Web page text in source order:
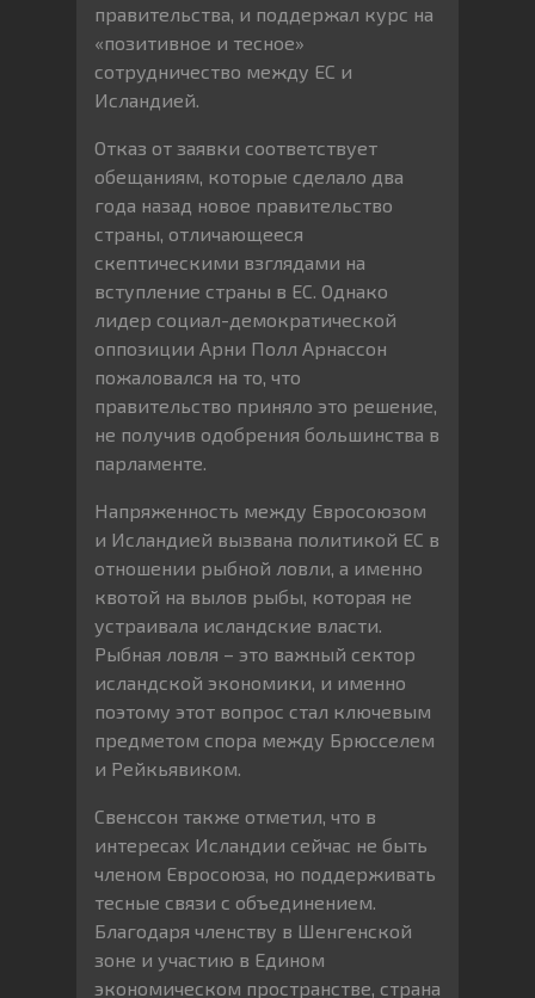
правительства, и поддержал курс на
«позитивное и тесное»
сотрудничество между ЕС и
Исландией.
Отказ от заявки соответствует
обещаниям, которые сделало два
года назад новое правительство
страны, отличающееся
скептическими взглядами на
вступление страны в ЕС. Однако
лидер социал-демократической
оппозиции Арни Полл Арнассон
пожаловался на то, что
правительство приняло это решение,
не получив одобрения большинства в
парламенте.
Напряженность между Евросоюзом
и Исландией вызвана политикой ЕС в
отношении рыбной ловли, а именно
квотой на вылов рыбы, которая не
устраивала исландские власти.
Рыбная ловля – это важный сектор
исландской экономики, и именно
поэтому этот вопрос стал ключевым
предметом спора между Брюсселем
и Рейкьявиком.
Свенссон также отметил, что в
интересах Исландии сейчас не быть
членом Евросоюза, но поддерживать
тесные связи с объединением.
Благодаря членству в Шенгенской
зоне и участию в Едином
экономическом пространстве, страна